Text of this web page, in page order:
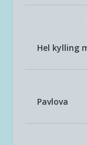
Hel kylling
Pavlova